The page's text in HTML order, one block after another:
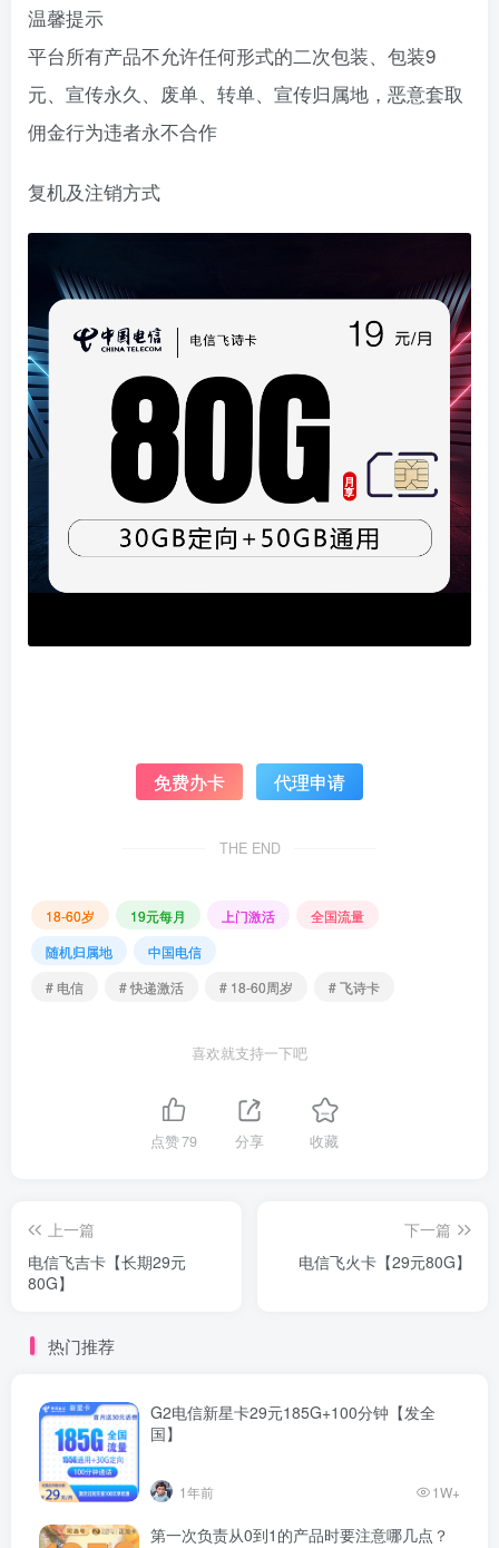
温馨提示
平台所有产品不允许任何形式的二次包装、包装9
元、宣传永久、废单、转单、宣传归属地，恶意套取
佣金行为违者永不合作
复机及注销方式
免费办卡 代理申请
THE END
18-60岁 19元每月 上门激活
全国流量
随机归属地
中国电信
# 电信
# 快递激活 # 18-60周岁 # 飞诗卡
喜欢就支持一下吧
点赞79 分享 收藏
上一篇
电信飞吉卡【长期29元
80G】
下一篇
电信飞火卡【29元80G】
热门推荐
G2电信新星卡29元185G+100分钟【发全
国】
1年前 1W+
第一次负责从0到1的产品时要注意哪几点？